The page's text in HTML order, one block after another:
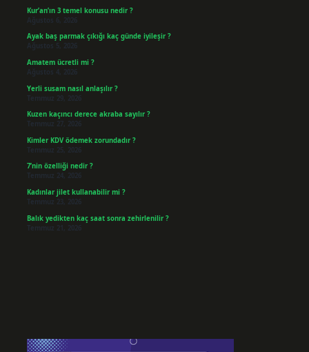
Kur’an’ın 3 temel konusu nedir ?
Ağustos 6, 2026
Ayak baş parmak çıkığı kaç günde iyileşir ?
Ağustos 5, 2026
Amatem ücretli mi ?
Ağustos 4, 2026
Yerli susam nasıl anlaşılır ?
Temmuz 29, 2026
Kuzen kaçıncı derece akraba sayılır ?
Temmuz 27, 2026
Kimler KDV ödemek zorundadır ?
Temmuz 25, 2026
7’nin özelliği nedir ?
Temmuz 24, 2026
Kadınlar jilet kullanabilir mi ?
Temmuz 23, 2026
Balık yedikten kaç saat sonra zehirlenilir ?
Temmuz 21, 2026